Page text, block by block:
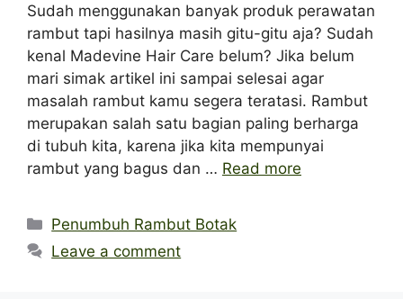
Sudah menggunakan banyak produk perawatan
rambut tapi hasilnya masih gitu-gitu aja? Sudah
kenal Madevine Hair Care belum? Jika belum
mari simak artikel ini sampai selesai agar
masalah rambut kamu segera teratasi. Rambut
merupakan salah satu bagian paling berharga
di tubuh kita, karena jika kita mempunyai
rambut yang bagus dan … Read more
Categories
Penumbuh Rambut Botak
Leave a comment